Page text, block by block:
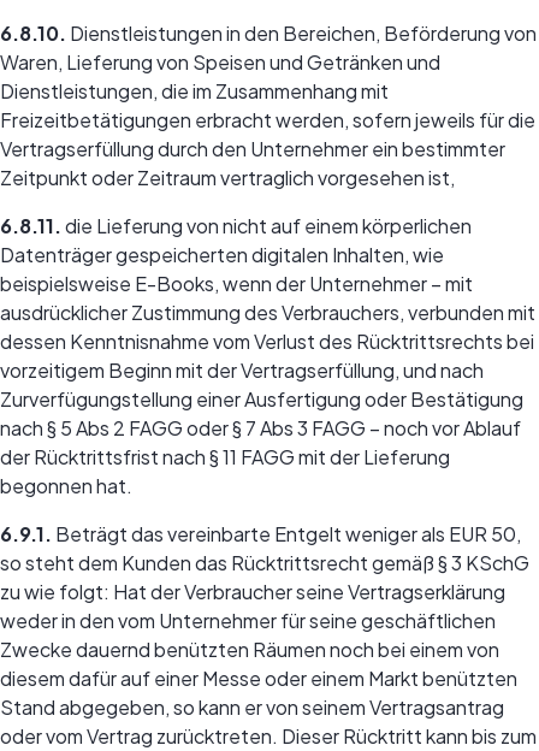
6.8.10. Dienstleistungen in den Bereichen, Beförderung von
Waren, Lieferung von Speisen und Getränken und
Dienstleistungen, die im Zusammenhang mit
Freizeitbetätigungen erbracht werden, sofern jeweils für die
Vertragserfüllung durch den Unternehmer ein bestimmter
Zeitpunkt oder Zeitraum vertraglich vorgesehen ist,
6.8.11.die Lieferung von nicht auf einem körperlichen
Datenträger gespeicherten digitalen Inhalten, wie
beispielsweise E-Books, wenn der Unternehmer – mit
ausdrücklicher Zustimmung des Verbrauchers, verbunden mit
dessen Kenntnisnahme vom Verlust des Rücktrittsrechts bei
vorzeitigem Beginn mit der Vertragserfüllung, und nach
Zurverfügungstellung einer Ausfertigung oder Bestätigung
nach § 5 Abs 2 FAGG oder § 7 Abs 3 FAGG – noch vor Ablauf
der Rücktrittsfrist nach § 11 FAGG mit der Lieferung
begonnen hat.
6.9.1. Beträgt das vereinbarte Entgelt weniger als EUR 50,
so steht dem Kunden das Rücktrittsrecht gemäß § 3 KSchG
zu wie folgt: Hat der Verbraucher seine Vertragserklärung
weder in den vom Unternehmer für seine geschäftlichen
Zwecke dauernd benützten Räumen noch bei einem von
diesem dafür auf einer Messe oder einem Markt benützten
Stand abgegeben, so kann er von seinem Vertragsantrag
oder vom Vertrag zurücktreten. Dieser Rücktritt kann bis zum